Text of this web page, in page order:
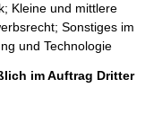
Kleine und mittlere
Sonstiges im
und Technologie
im Auftrag Dritter